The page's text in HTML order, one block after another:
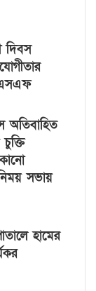
দিবস
অতিবাহিত
চুক্তি
সভায়
হামের